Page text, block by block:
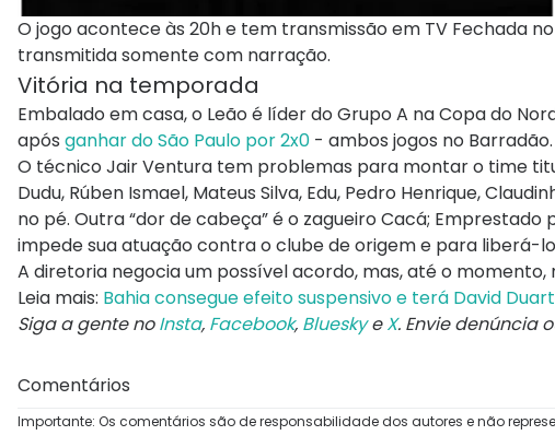
O jogo acontece às 20h e tem transmissão em TV Fechada
transmitida somente com narração.
Vitória na temporada
Embalado em casa, o Leão é líder do Grupo A na Copa do
após ganhar do São Paulo por 2x0 - ambos jogos no Barradão.
O técnico Jair Ventura tem problemas para montar o time
Dudu, Rúben Ismael, Mateus Silva, Edu, Pedro Henrique,
no pé. Outra “dor de cabeça” é o zagueiro Cacá;
impede sua atuação contra o clube de origem e para liberá-
A diretoria negocia um possível acordo, mas, até o momento,
Leia mais: Bahia consegue efeito suspensivo e terá David
Siga a gente noInsta, Facebook, BlueskyeX. Envie denúncia
Comentários
Importante: Os comentários são de responsabilidade dos autores e não